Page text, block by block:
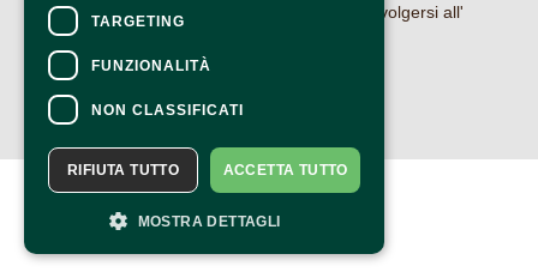
Per informazioni sul programma e l'evento, rivolgersi all'
Dichiarazione di accessibilità
TARGETING
FUNZIONALITÀ
NON CLASSIFICATI
ACCETTA TUTTO
RIFIUTA TUTTO
MOSTRA DETTAGLI